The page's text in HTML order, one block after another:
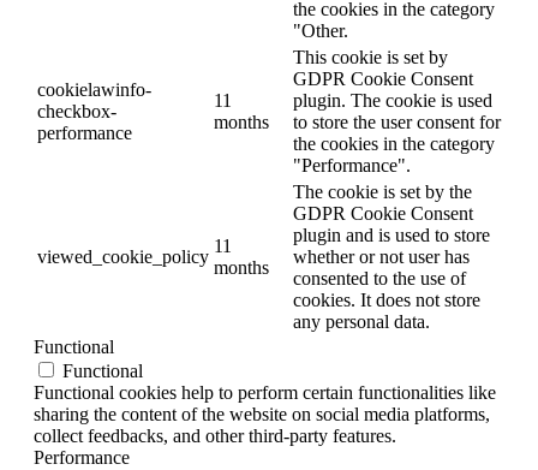
the cookies in the category
"Other.
cookielawinfo-
checkbox-
performance
11
months
This cookie is set by
GDPR Cookie Consent
plugin. The cookie is used
to store the user consent for
the cookies in the category
"Performance".
viewed_cookie_policy
11
months
The cookie is set by the
GDPR Cookie Consent
plugin and is used to store
whether or not user has
consented to the use of
cookies. It does not store
any personal data.
Functional
Functional
Functional cookies help to perform certain functionalities like
sharing the content of the website on social media platforms,
collect feedbacks, and other third-party features.
Performance